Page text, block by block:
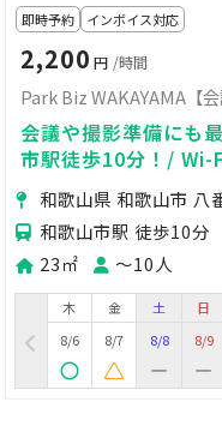
即時予約 インボイス対応
2,200 円 /時間
Park Biz WAKAYAMA【会
会議や撮影準備にも
市駅徒歩10分！/ Wi-
ー・ホワイトボード
和歌山県 和歌山市 八
和歌山市駅 徒歩10分
23㎡
〜10人
木
8/6
金
8/7
土
8/8
日
8/9